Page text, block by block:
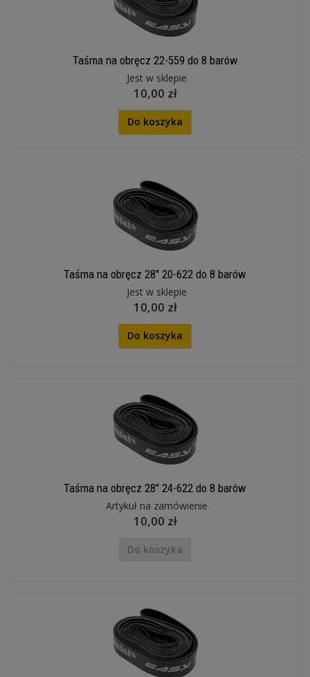
Taśma na obręcz 22-559 do 8 barów
Jest w sklepie
10,00 zł
Do koszyka
Taśma na obręcz 28" 20-622 do 8 barów
Jest w sklepie
10,00 zł
Do koszyka
Taśma na obręcz 28" 24-622 do 8 barów
Artykuł na zamówienie
10,00 zł
Do koszyka